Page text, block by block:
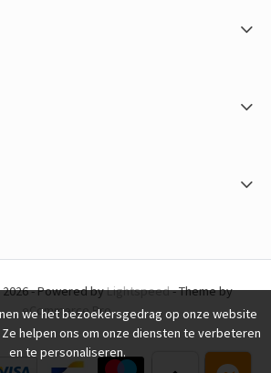
- Powered byLightspeed- Theme by
eCommerce Pro
we het bezoekersgedrag op onze website
helpen ons om onze diensten te verbeteren
en te personaliseren.